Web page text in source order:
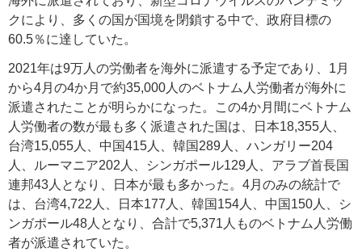
クにより、多くの国が国境を閉鎖する中で、政府目標の
60.5％に達していた。
2021年は9万人の労働者を海外に派遣する予定であり、1月
から4月の4か月で約35,000人のベトナム人労働者が海外に
派遣されたことが明らかになった。この4か月間にベトナム
人労働者の数が最も多く派遣された国は、日本18,355人、
台湾15,055人、中国415人、韓国289人、ハンガリー204
人、ルーマニア202人、シンガポール129人、アラブ首長国
連邦43人となり、日本が最も多かった。4月のみの統計で
は、台湾4,722人、日本177人、韓国154人、中国150人、シ
ンガポール48人となり、合計で5,371人ものベトナム人労働
者が派遣されていた。